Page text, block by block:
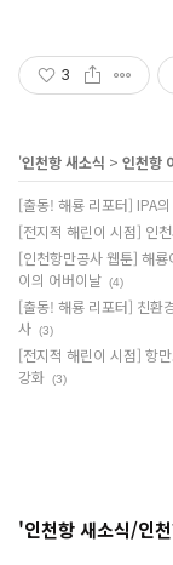
3
'인천항 새소식 > 인천항
[출동! 해룡 리포터] IPA
[전지적 해린이 시점] 인
[인천항만공사 웹툰] 해
이의 어버이날 (4)
[출동! 해룡 리포터] 친환
사 (3)
[전지적 해린이 시점] 항
강화 (3)
'인천항 새소식/인